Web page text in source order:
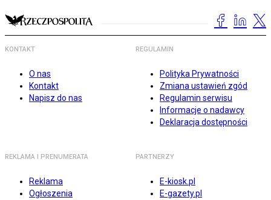
KONTAKT
O nas
Kontakt
Napisz do nas
REGULAMIN
Polityka Prywatności
Zmiana ustawień zgód
Regulamin serwisu
Informacje o nadawcy
Deklaracja dostępności
REKLAMA I PRENUMERATA
Reklama
Ogłoszenia
PARTNERZY
E-kiosk.pl
E-gazety.pl